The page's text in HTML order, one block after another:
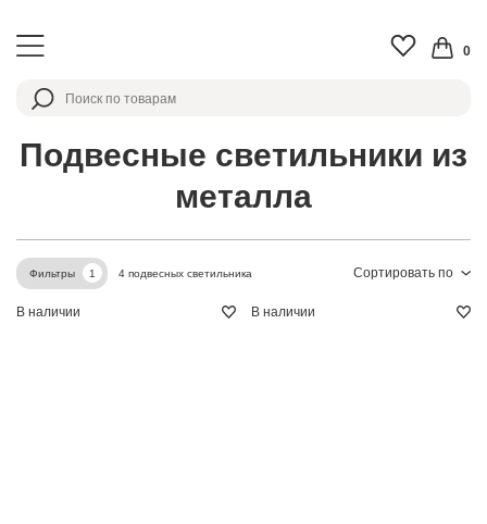
0
Подвесные светильники из
металла
Сортировать по
Фильтры 1 4 подвесных светильника
В наличии В наличии